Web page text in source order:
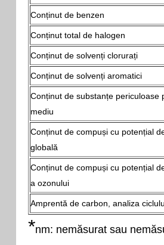
Conținut de benzen
Conținut total de halogen
Conținut de solvenți clorurați
Conținut de solvenți aromatici
Conținut de substanțe periculoase
mediu
Conținut de compuși cu potențial
globală
Conținut de compuși cu potențial
a ozonului
Amprentă de carbon, analiza
*nm: nemăsurat sau